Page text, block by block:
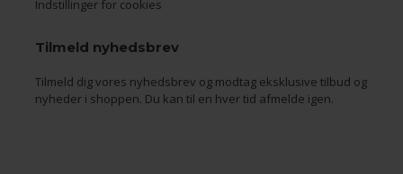
Indstillinger for cookies
Tilmeld nyhedsbrev
Tilmeld dig vores nyhedsbrev og modtag eksklusive tilbud og
nyheder i shoppen. Du kan til en hver tid afmelde igen.